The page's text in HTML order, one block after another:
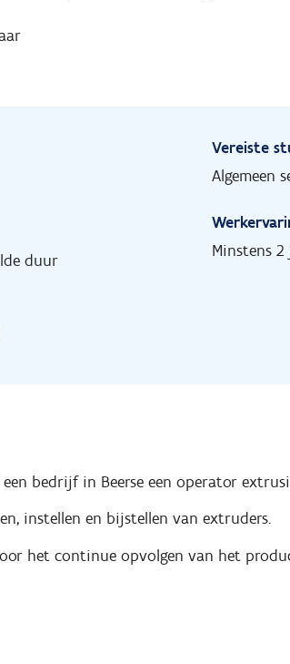
duur
Vereiste
Algemeen
Minstens
een bedrijf in Beerse een operator
instellen en bijstellen van extruders.
het continue opvolgen van het